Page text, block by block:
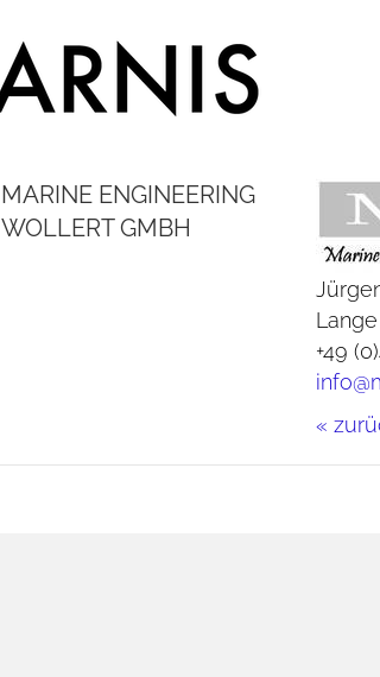
MARINE ENGINEERING
WOLLERT GMBH
Lange
+49
«